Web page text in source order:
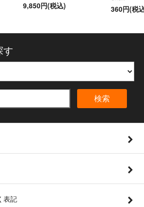
9,850円(税込) 360円(税
す
検索
表記